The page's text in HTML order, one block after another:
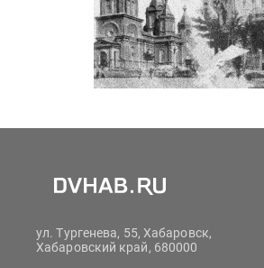
ул. Тургенева, 55, Хабаровск,
Хабаровский край, 680000